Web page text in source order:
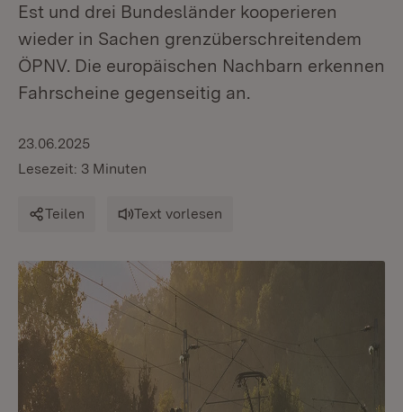
Est und drei Bundesländer kooperieren
wieder in Sachen grenzüberschreitendem
ÖPNV. Die europäischen Nachbarn erkennen
Fahrscheine gegenseitig an.
23.06.2025
Lesezeit: 3 Minuten
Teilen Text vorlesen